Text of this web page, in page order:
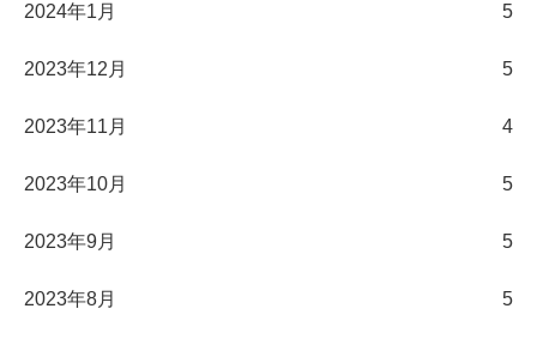
2024年1月 5
2023年12月 5
2023年11月 4
2023年10月 5
2023年9月 5
2023年8月 5